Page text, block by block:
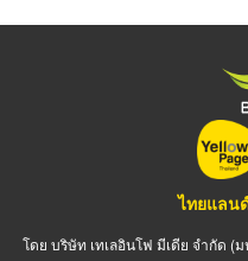
ไทยแลน
โดย บริษัท เทเลอินโฟ มีเดีย จำกัด (